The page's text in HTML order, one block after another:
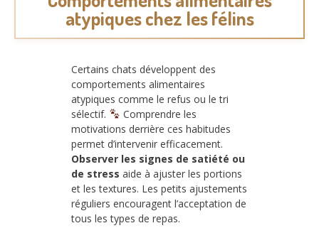
atypiques chez les félins
Certains chats développent des
comportements alimentaires
atypiques comme le refus ou le tri
sélectif.
Comprendre les
motivations derrière ces habitudes
permet d’intervenir efficacement.
Observer les signes de satiété ou
de stress aide à ajuster les portions
et les textures. Les petits ajustements
réguliers encouragent l’acceptation de
tous les types de repas.